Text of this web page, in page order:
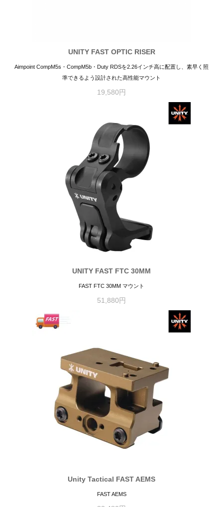
UNITY FAST OPTIC RISER
Aimpoint CompM5s・CompM5b・Duty RDSを2.26インチ高に配置し、素早く照
準できるよう設計された高性能マウント
19,580円
UNITY FAST FTC 30MM
FAST FTC 30MM マウント
51,880円
Unity Tactical FAST AEMS
FAST AEMS